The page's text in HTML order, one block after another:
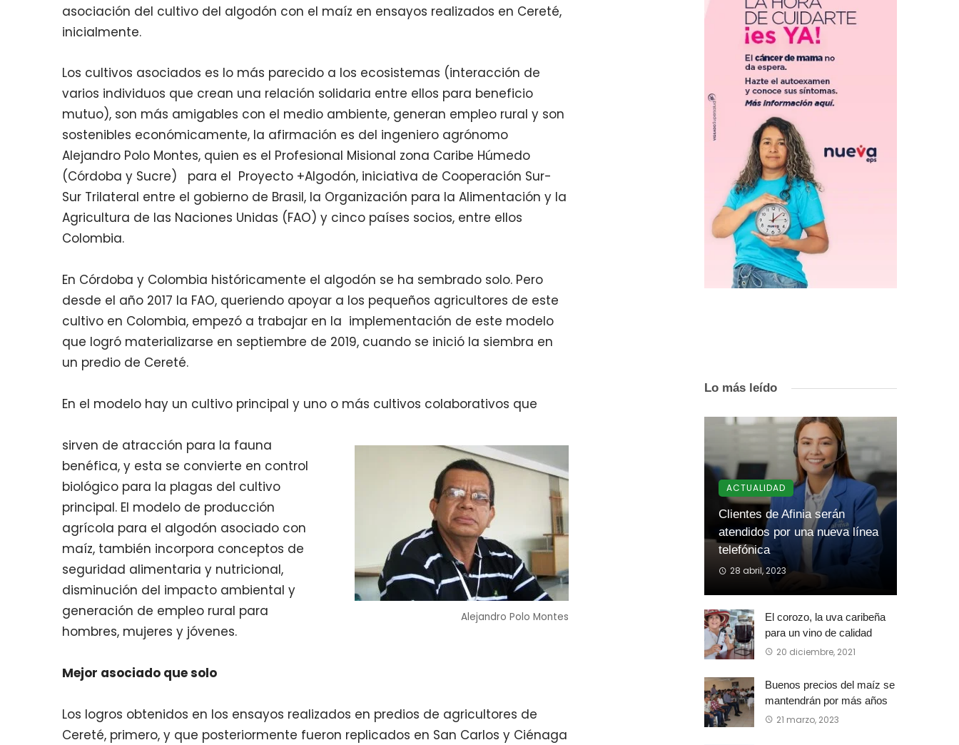
asociación del cultivo del algodón con el maíz en ensayos realizados en Cereté,
inicialmente.
Los cultivos asociados es lo más parecido a los ecosistemas (interacción de
varios individuos que crean una relación solidaria entre ellos para beneficio
mutuo), son más amigables con el medio ambiente, generan empleo rural y son
sostenibles económicamente, la afirmación es del ingeniero agrónomo
Alejandro Polo Montes, quien es el Profesional Misional zona Caribe Húmedo
(Córdoba y Sucre) para el Proyecto +Algodón, iniciativa de Cooperación Sur-
Sur Trilateral entre el gobierno de Brasil, la Organización para la Alimentación y la
Agricultura de las Naciones Unidas (FAO) y cinco países socios, entre ellos
Colombia.
En Córdoba y Colombia históricamente el algodón se ha sembrado solo. Pero
desde el año 2017 la FAO, queriendo apoyar a los pequeños agricultores de este
cultivo en Colombia, empezó a trabajar en la implementación de este modelo
que logró materializarse en septiembre de 2019, cuando se inició la siembra en
un predio de Cereté.
En el modelo hay un cultivo principal y uno o más cultivos colaborativos que
Alejandro Polo Montes
sirven de atracción para la fauna
benéfica, y esta se convierte en control
biológico para la plagas del cultivo
principal. El modelo de producción
agrícola para el algodón asociado con
maíz, también incorpora conceptos de
seguridad alimentaria y nutricional,
disminución del impacto ambiental y
generación de empleo rural para
hombres, mujeres y jóvenes.
Mejor asociado que solo
Los logros obtenidos en los ensayos realizados en predios de agricultores de
Cereté, primero, y que posteriormente fueron replicados en San Carlos y Ciénaga
Lo más leído
ACTUALIDAD
Clientes de Afinia serán
atendidos por una nueva línea
telefónica
28 abril, 2023
El corozo, la uva caribeña
para un vino de calidad
20 diciembre, 2021
Buenos precios del maíz se
mantendrán por más años
21 marzo, 2023